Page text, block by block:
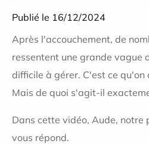
Publié le 16/12/2024
Après l'accouchement, de
ressentent une grande vague
difficile à gérer. C'est ce
Mais de quoi s'agit-il
Dans cette vidéo, Aude, notre
vous répond.